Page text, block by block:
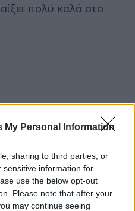
My Personal Information
sharing to third parties, or
sensitive information for
use the below opt-out
Please note that after your
may continue seeing
πολύ καλά στο